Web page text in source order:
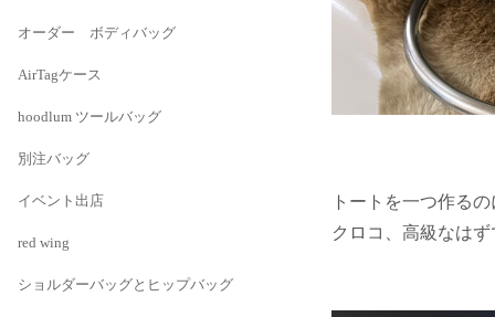
トートを一つ作る
クロコ、高級なは
オーダー ボディバッグ
AirTagケース
hoodlum ツールバッグ
別注バッグ
イベント出店
red wing
ショルダーバッグとヒップバッグ